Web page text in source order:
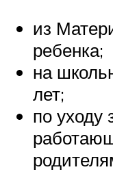
из
ребенка;
на
лет;
по уходу